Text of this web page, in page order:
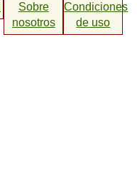
Sobre
nosotros
Condiciones
de uso